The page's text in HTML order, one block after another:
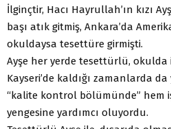
İlginçtir, Hacı Hayrullah’ın kızı
başı atık gitmiş, Ankara’da
okuldaysa tesettüre girmişti.
Ayşe her yerde tesettürlü, okulda
Kayseri’de kaldığı zamanlarda
“kalite kontrol bölümünde” hem
yengesine yardımcı oluyordu.